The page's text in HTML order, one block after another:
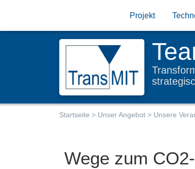
Projekt
Startseite Unser Angebot Unsere
Wege zum